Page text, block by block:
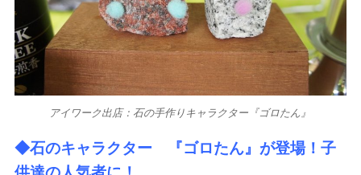
アイワーク出店：石の手作りキャラクター『ゴロたん』
◆石のキャラクター 『ゴロたん』が登場！子